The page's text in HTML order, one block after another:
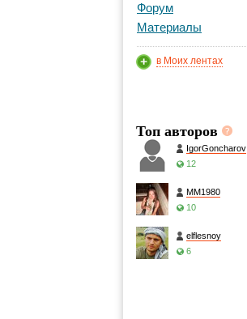
Форум
Материалы
в Моих лентах
Топ авторов
IgorGoncharov
12
MM1980
10
elflesnoy
6